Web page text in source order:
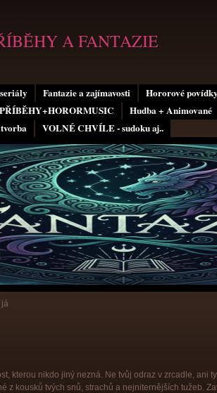
Fantazie a zajímavosti Hororové
Hudba + Animované
VOLNÉ CHVÍLE - sudoku aj..
A FANTAZIE
já
kterou nikdo jiný nezná. Ne tvůj odraz v zrcadle, ani
z kousků tvých snů, strachů a nejniternějších tužeb.